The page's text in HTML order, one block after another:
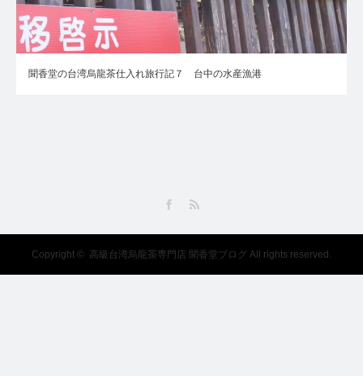
聞香堂の台湾烏龍茶仕入れ旅行記７ 台中の水産漁港
Copyright © 高級台湾烏龍茶専門店 聞香堂ブログ All rights reserved.